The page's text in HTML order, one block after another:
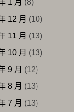
1 月 (8)
12 月 (10)
11 月 (13)
10 月 (13)
9 月 (12)
8 月 (13)
7 月 (13)